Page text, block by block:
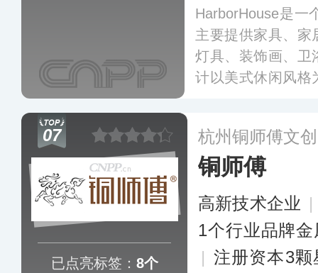
HarborHouse是一
主要提供家具、家
灯具、装饰画、卫
计以美式休闲风格
示。更多
07
已点亮标签： 8个
杭州铜师傅文
铜师傅
高新技术企业 |
1个行业品牌
| 注册资本3颗